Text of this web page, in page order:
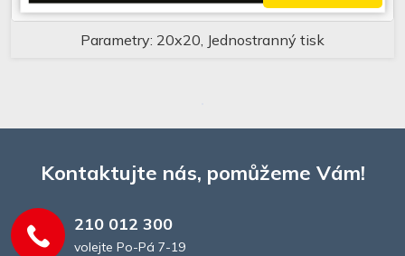
Parametry: 20x20, Jednostranný tisk
Kontaktujte nás, pomůžeme Vám!
210 012 300
volejte Po-Pá 7-19